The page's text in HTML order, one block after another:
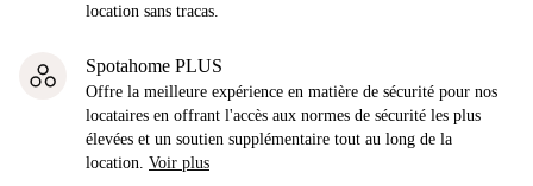
location sans tracas.
Spotahome PLUS
Offre la meilleure expérience en matière de sécurité pour nos
locataires en offrant l'accès aux normes de sécurité les plus
élevées et un soutien supplémentaire tout au long de la
location. Voir plus